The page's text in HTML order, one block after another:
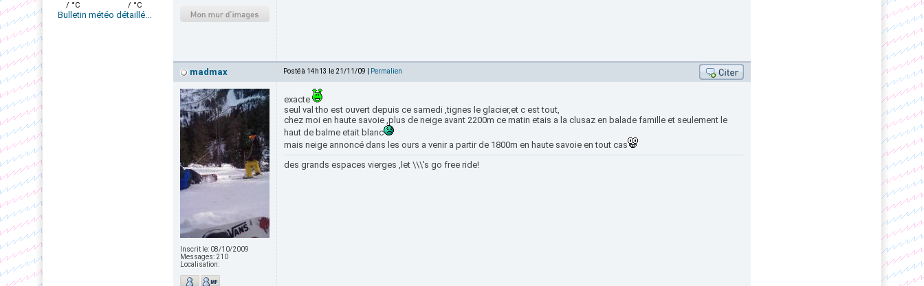
/ °C / °C
Bulletin météo détaillé...
madmax Posté à 14h13 le 21/11/09 | Permalien
Inscrit le: 08/10/2009
Messages: 210
Localisation:
exacte
seul val tho est ouvert depuis ce samedi ,tignes le glacier,et c est tout,
chez moi en haute savoie ,plus de neige avant 2200m ce matin etais a la clusaz en balade famille et seulement le
haut de balme etait blanc
mais neige annoncé dans les ours a venir a partir de 1800m en haute savoie en tout cas
des grands espaces vierges ,let \\\'s go free ride!